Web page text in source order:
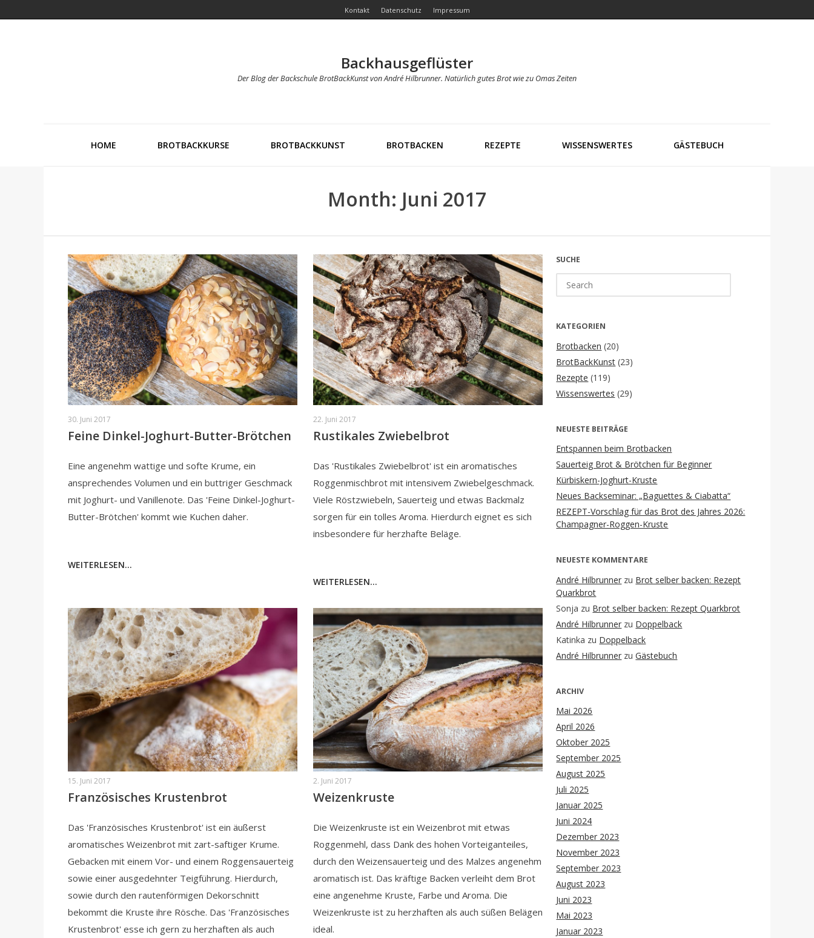
Kontakt Datenschutz Impressum
Backhausgeflüster
Der Blog der Backschule BrotBackKunst von André Hilbrunner. Natürlich gutes Brot wie zu Omas Zeiten
HOME BROTBACKKURSE BROTBACKKUNST BROTBACKEN REZEPTE WISSENSWERTES GÄSTEBUCH
Month: Juni 2017
30. Juni 2017
Feine Dinkel-Joghurt-Butter-Brötchen
Eine angenehm wattige und softe Krume, ein
ansprechendes Volumen und ein buttriger Geschmack
mit Joghurt- und Vanillenote. Das 'Feine Dinkel-Joghurt-
Butter-Brötchen' kommt wie Kuchen daher.
WEITERLESEN...
22. Juni 2017
Rustikales Zwiebelbrot
Das 'Rustikales Zwiebelbrot' ist ein aromatisches
Roggenmischbrot mit intensivem Zwiebelgeschmack.
Viele Röstzwiebeln, Sauerteig und etwas Backmalz
sorgen für ein tolles Aroma. Hierdurch eignet es sich
insbesondere für herzhafte Beläge.
WEITERLESEN...
15. Juni 2017
Französisches Krustenbrot
Das 'Französisches Krustenbrot' ist ein äußerst
aromatisches Weizenbrot mit zart-saftiger Krume.
Gebacken mit einem Vor- und einem Roggensauerteig
sowie einer ausgedehnter Teigführung. Hierdurch,
sowie durch den rautenförmigen Dekorschnitt
bekommt die Kruste ihre Rösche. Das 'Französisches
Krustenbrot' esse ich gern zu herzhaften als auch
2. Juni 2017
Weizenkruste
Die Weizenkruste ist ein Weizenbrot mit etwas
Roggenmehl, dass Dank des hohen Vorteiganteiles,
durch den Weizensauerteig und des Malzes angenehm
aromatisch ist. Das kräftige Backen verleiht dem Brot
eine angenehme Kruste, Farbe und Aroma. Die
Weizenkruste ist zu herzhaften als auch süßen Belägen
ideal.
SUCHE
for:
KATEGORIEN
Brotbacken (20)
BrotBackKunst (23)
Rezepte (119)
Wissenswertes (29)
NEUESTE BEITRÄGE
Entspannen beim Brotbacken
Sauerteig Brot & Brötchen für Beginner
Kürbiskern-Joghurt-Kruste
Neues Backseminar: „Baguettes & Ciabatta“
REZEPT-Vorschlag für das Brot des Jahres 2026:
Champagner-Roggen-Kruste
NEUESTE KOMMENTARE
André Hilbrunner zu Brot selber backen: Rezept
Quarkbrot
Sonja zu Brot selber backen: Rezept Quarkbrot
André Hilbrunner zu Doppelback
Katinka zu Doppelback
André Hilbrunner zuGästebuch
ARCHIV
Mai 2026
April 2026
Oktober 2025
September 2025
August 2025
Juli 2025
Januar 2025
Juni 2024
Dezember 2023
November 2023
September 2023
August 2023
Juni 2023
Mai 2023
Januar 2023